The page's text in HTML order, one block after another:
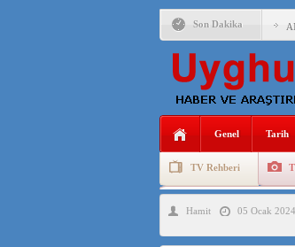
Son Dakika
Genel Tarih
TV Rehberi
Uygurlarda Düğün ve
Hamit 05 Ocak 2024